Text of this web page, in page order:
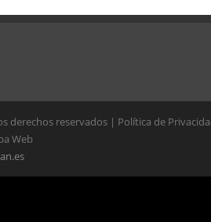
derechos reservados | Política de
Web